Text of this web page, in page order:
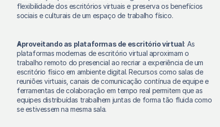
flexibilidade dos escritórios virtuais e preserva os benefícios
sociais e culturais de um espaço de trabalho físico.
Aproveitando as plataformas de escritório virtual: As
plataformas modernas de escritório virtual aproximam o
trabalho remoto do presencial ao recriar a experiência de um
escritório físico em ambiente digital. Recursos como salas de
reuniões virtuais, canais de comunicação contínua de equipe e
ferramentas de colaboração em tempo real permitem que as
equipes distribuídas trabalhem juntas de forma tão fluida como
se estivessem na mesma sala.